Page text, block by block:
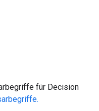
für Decision